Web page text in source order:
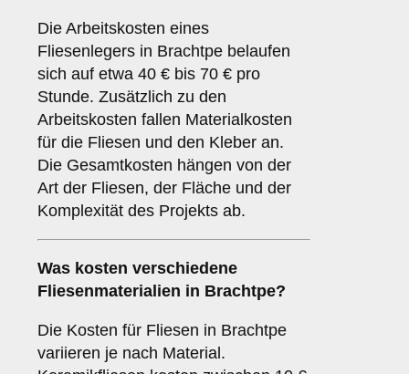
Die Arbeitskosten eines
Fliesenlegers in Brachtpe belaufen
sich auf etwa 40 € bis 70 € pro
Stunde. Zusätzlich zu den
Arbeitskosten fallen Materialkosten
für die Fliesen und den Kleber an.
Die Gesamtkosten hängen von der
Art der Fliesen, der Fläche und der
Komplexität des Projekts ab.
Was kosten verschiedene
Fliesenmaterialien in Brachtpe?
Die Kosten für Fliesen in Brachtpe
variieren je nach Material.